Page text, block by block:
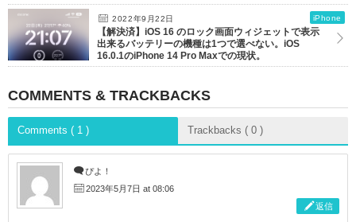
2022年9月22日 iPhone
【解決済】iOS 16 のロック画面ウィジェットで表示
出来るバッテリーの機種は1つで選べない。iOS
16.0.1のiPhone 14 Pro Maxでの現状。
COMMENTS & TRACKBACKS
Comments ( 1 ) Trackbacks ( 0 )
ぴよ！
2023年5月7日 at 08:06
返信